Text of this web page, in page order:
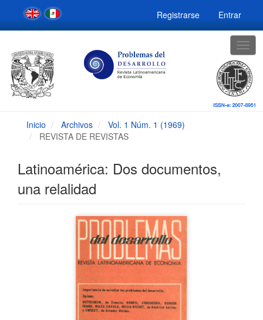
Navegación
principal
Contenido
Barra
lateral
Registrarse Entrar
Inicio Archivos
Vol. 1 Núm. 1 (1969)
REVISTA DE REVISTAS
Latinoamérica: Dos documentos,
una relalidad